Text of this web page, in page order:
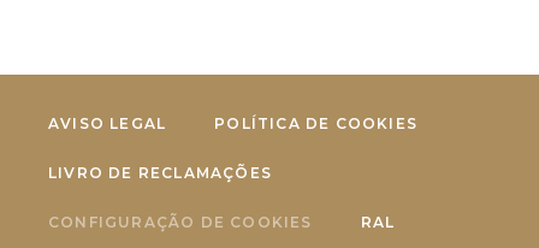
AVISO LEGAL POLÍTICA DE COOKIES
LIVRO DE RECLAMAÇÕES
CONFIGURAÇÃO DE COOKIES RAL